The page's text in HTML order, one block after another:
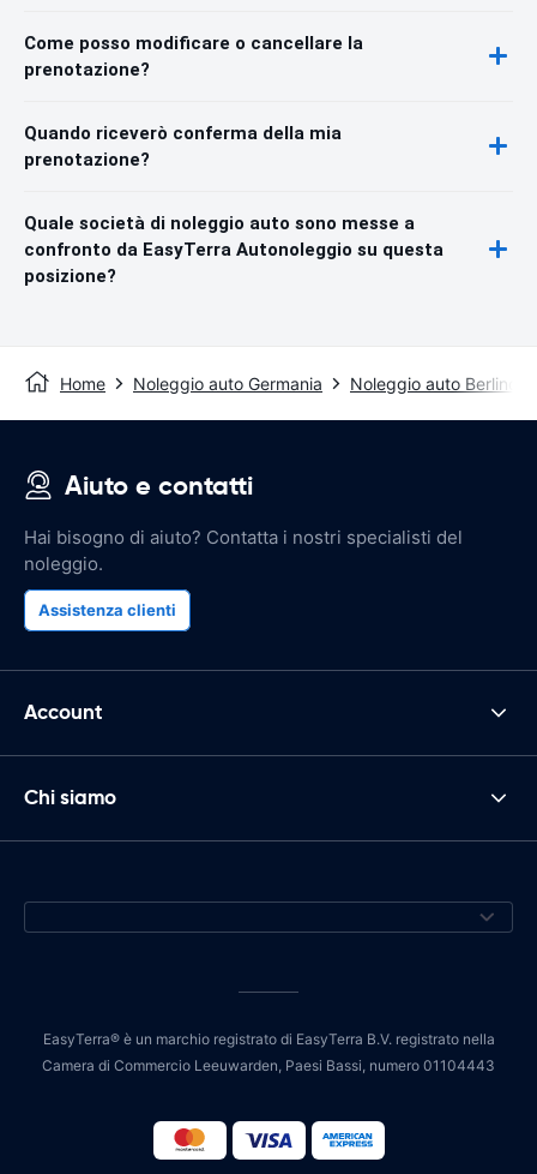
Come posso modificare o cancellare la
prenotazione?
Quando riceverò conferma della mia
prenotazione?
Quale società di noleggio auto sono messe a
confronto da EasyTerra Autonoleggio su questa
posizione?
Home Noleggio auto Germania Noleggio auto Berlino
Aiuto e contatti
Hai bisogno di aiuto? Contatta i nostri specialisti del
noleggio.
Assistenza clienti
Account
Chi siamo
EasyTerra® è un marchio registrato di EasyTerra B.V. registrato nella
Camera di Commercio Leeuwarden, Paesi Bassi, numero 01104443